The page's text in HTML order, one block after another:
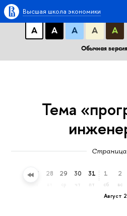
A A A АБВ
А
А А А А
Обычная
Высшая школа экономики
Тема
Страница
27 28 29 30
чт
31
пт
Август
1
сб
2
вс